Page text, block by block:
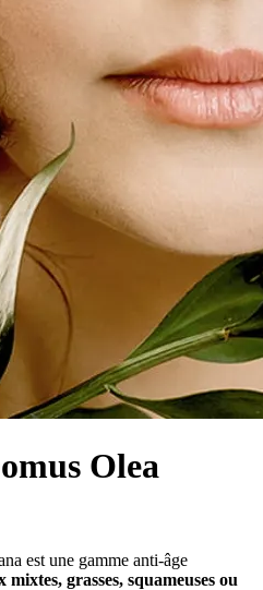
Olea
est une gamme anti-âge
mixtes, grasses, squameuses ou